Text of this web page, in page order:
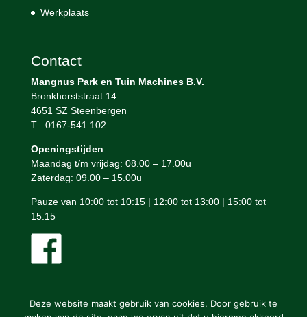
Werkplaats
Contact
Mangnus Park en Tuin Machines B.V.
Bronkhorststraat 14
4651 SZ Steenbergen
T : 0167-541 102
Openingstijden
Maandag t/m vrijdag: 08.00 – 17.00u
Zaterdag: 09.00 – 15.00u
Pauze van 10:00 tot 10:15 | 12:00 tot 13:00 | 15:00 tot
15:15
Deze website maakt gebruik van cookies. Door gebruik te